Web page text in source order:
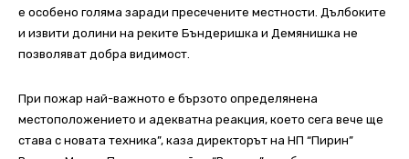
е особено голяма заради пресечените местности. Дълбоките
и извити долини на реките Бъндеришка и Демянишка не
позволяват добра видимост.
При пожар най-важното е бързото определянена
местоположението и адекватна реакция, което сега вече ще
става с новата техника”, каза директорът на НП “Пирин”